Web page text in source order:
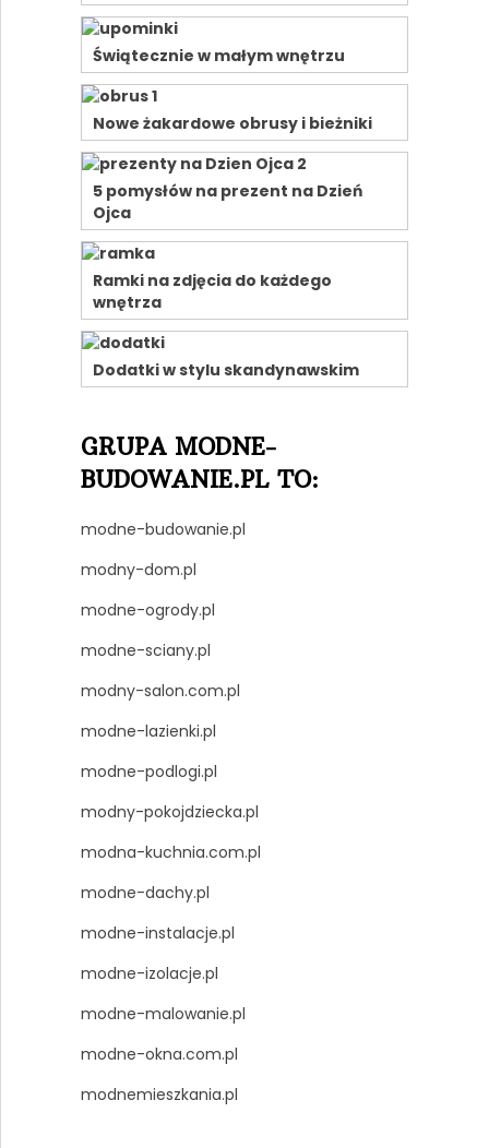
Świątecznie w małym wnętrzu
Nowe żakardowe obrusy i bieżniki
5 pomysłów na prezent na Dzień
Ojca
Ramki na zdjęcia do każdego
wnętrza
Dodatki w stylu skandynawskim
GRUPA MODNE-
BUDOWANIE.PL TO:
modne-budowanie.pl
modny-dom.pl
modne-ogrody.pl
modne-sciany.pl
modny-salon.com.pl
modne-lazienki.pl
modne-podlogi.pl
modny-pokojdziecka.pl
modna-kuchnia.com.pl
modne-dachy.pl
modne-instalacje.pl
modne-izolacje.pl
modne-malowanie.pl
modne-okna.com.pl
modnemieszkania.pl